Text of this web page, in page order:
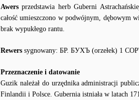
Awers przedstawia herb Guberni
całość umieszczono w podwójnym,
brak wypukłego rantu.
Rewers sygnowany: БР. БУХЪ (orzełek) 1
Przeznaczenie i datowanie
Guzik należał do urzędnika administracji
Finlandii i Polsce. Gubernia istniała w latach